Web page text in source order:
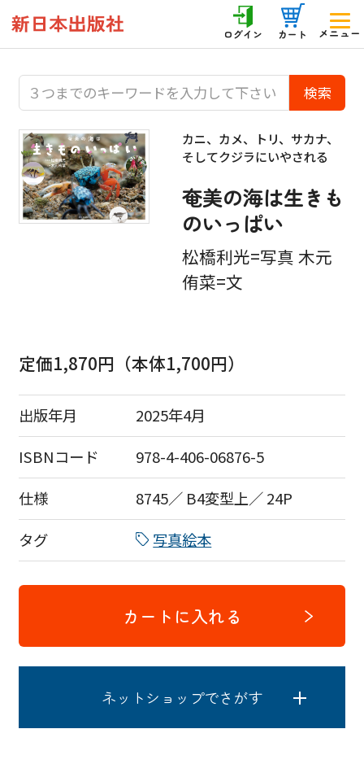
ログイン カート メニュー
カニ、カメ、トリ、サカナ、
そしてクジラにいやされる
奄美の海は生きも
のいっぱい
松橋利光=写真 木元
侑菜=文
定価1,870円（本体1,700円）
出版年月
2025年4月
ISBNコード
978-4-406-06876-5
仕様
8745／ B4変型上／ 24P
タグ
写真絵本
カートに入れる
ネットショップでさがす